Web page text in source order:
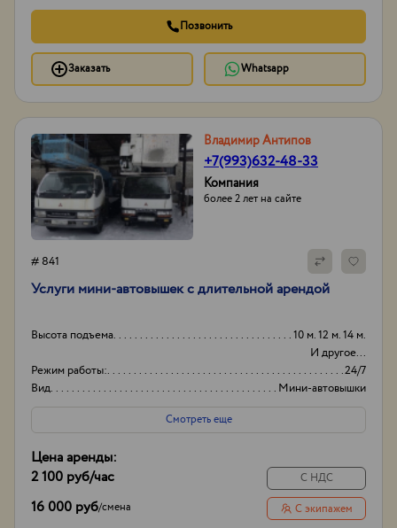
Позвонить
Заказать Whatsapp
Владимир Антипов
+7(993)632-48-33
Компания
более 2 лет на сайте
# 841
Услуги мини-автовышек с длительной арендой
Высота подъема
10 м. 12 м. 14 м.
И другое...
Режим работы:
24/7
Вид
Мини-автовышки
Высота вышки
16м
Смотреть еще
Цена аренды:
2 100 руб/час
16 000 руб/смена
С НДС
С экипажем